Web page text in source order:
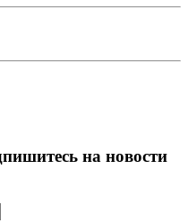
на новости